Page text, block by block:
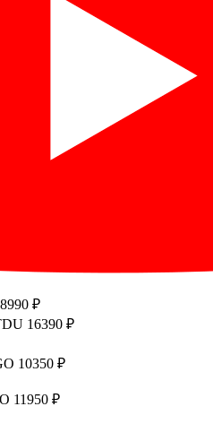
8990 ₽
16390 ₽
10350 ₽
11950 ₽